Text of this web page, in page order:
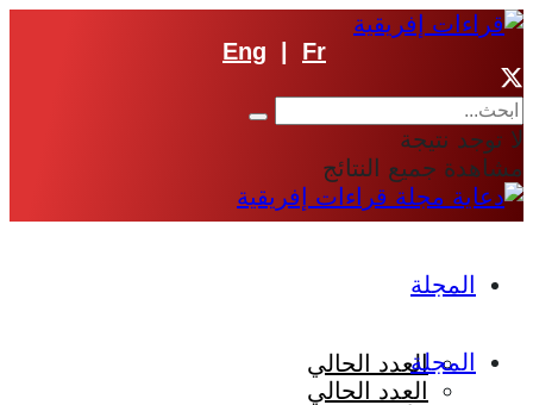
Eng Fr
لا توجد نتيجة
مشاهدة جميع النتائج
المجلة
العدد الحاليالمجلة
العدد الحالي